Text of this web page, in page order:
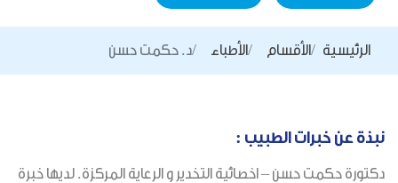
الرئيسية الأقسام الأطباء د. حكمت حسن
نبذة عن خبرات الطبيب :
دكتورة حكمت حسن – اخصائية التخدير و الرعاية المركزة. لديها خبرة